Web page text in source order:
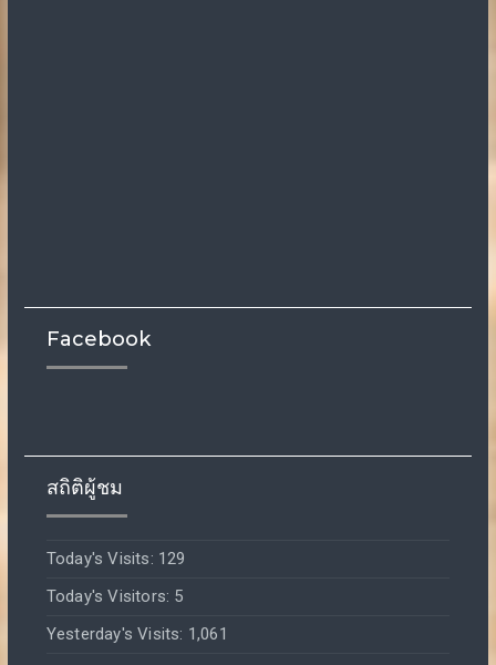
Facebook
สถิติผู้ชม
Today's Visits: 129
Today's Visitors: 5
Yesterday's Visits: 1,061